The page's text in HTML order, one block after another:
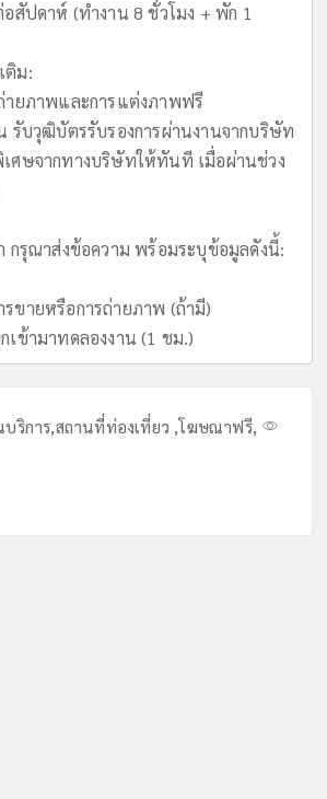
อสัปดาห์ (ทำงาน 8 ชั่วโมง + พัก 1
ติม:
ายภาพและการแต่งภาพฟรี
รับวุฒิบัตรรับรองการผ่านงานจากบริษัท
ศษจากทางบริษัทให้ทันที เมื่อผ่านช่วง
กรุณาส่งข้อความ พร้อมระบุข้อมูลดังนี้:
ขายหรือการถ่ายภาพ (ถ้ามี)
เข้ามาทดลองงาน (1 ชม.)
บริการ,สถานที่ท่องเที่ยว ,โฆษณาฟรี,